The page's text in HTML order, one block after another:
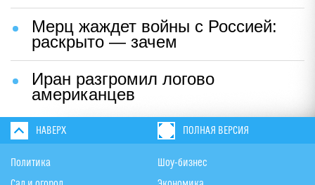
Мерц жаждет войны с Россией:
раскрыто — зачем
Иран разгромил логово
американцев
НАВЕРХ ПОЛНАЯ ВЕРСИЯ
Политика
Шоу-бизнес